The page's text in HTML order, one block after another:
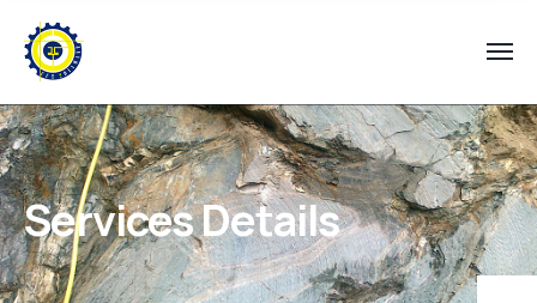
Services Details